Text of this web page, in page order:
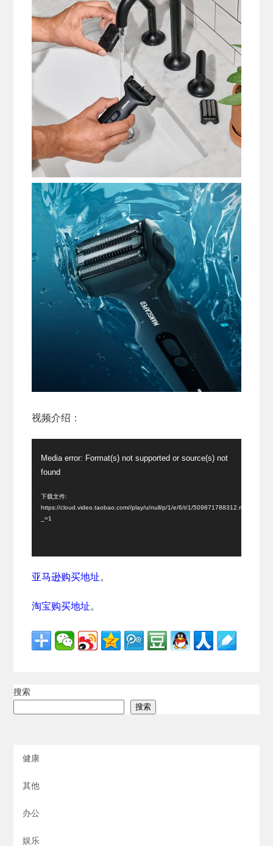
视频介绍：
放
Media error: Format(s) not supported or source(s) not
found
下载文件:
https://cloud.video.taobao.com//play/u/null/p/1/e/6/t/1/509871788312.mp4?
_=1
亚马逊购买地址。
淘宝购买地址。
搜索
搜索
健康
其他
办公
娱乐